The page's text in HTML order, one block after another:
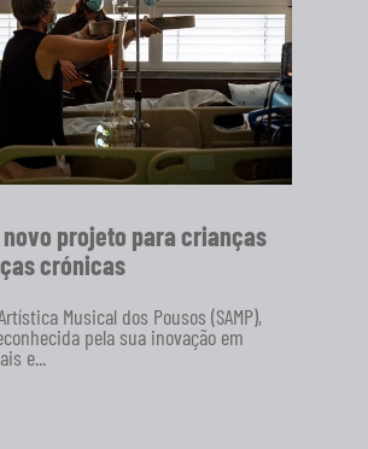
novo projeto para crianças
crónicas
Musical dos Pousos (SAMP),
pela sua inovação em
e...